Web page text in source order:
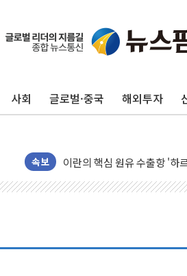
사회 글로벌·중국 해외투자
속보
[종합] 이슬람 수니파 3국, '
트럼프, 백신·자폐증 행정
이란의 핵심 원유 수출항 '
美 고용 쇼크에 엔화 장중
뉴욕증시 프리뷰, 美 고용
[종합] 美 7월 고용 2만3000